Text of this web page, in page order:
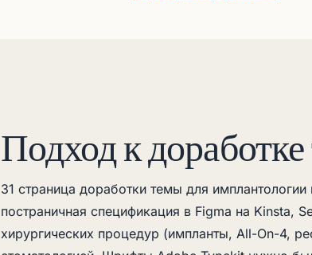
Подход к
31 страница доработки темы для
постраничная спецификация в Figma на Kinsta,
хирургических процедур (импланты, All-On-4,